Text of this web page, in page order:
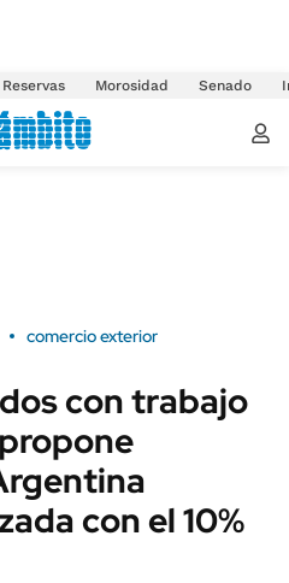
Reservas Morosidad Senado
comercio exterior
con trabajo
con el 10%